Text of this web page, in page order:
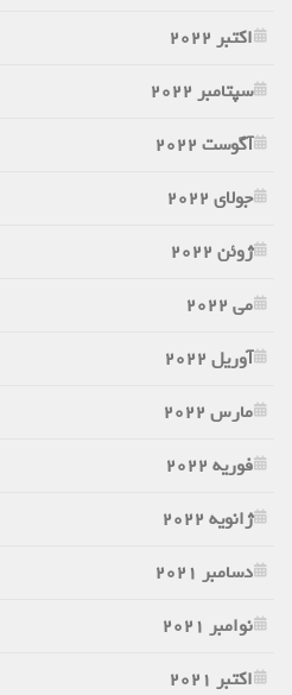
اکتبر 2022
سپتامبر 2022
آگوست 2022
جولای 2022
ژوئن 2022
می 2022
آوریل 2022
مارس 2022
فوریه 2022
ژانویه 2022
دسامبر 2021
نوامبر 2021
اکتبر 2021